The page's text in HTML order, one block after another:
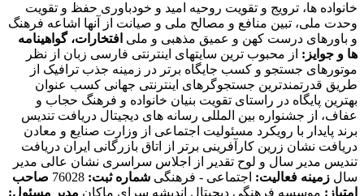
خانواده ها، ترویج و تقویت روحیه امید و خودباوری حفظ و تقویت
وحدت ملی، تبین منافع و مصالح ملی و صیانت از آنها اشاعه فرهنگ
و باورهای درست کهن و عمیق مذهبی و ملی افتخارات، گواهینامه
ها و جوایز: از محبوب ترین سایتهای اینترنتی فارسی زبان از نظر
موتورهای جستجو و کسب جایگاه برتر در زمینه جذب ترافیک از
طریق قدرتمندترین جستجوگرهای اینترنتی جهانی کسب عنوان
بهترین پایگاه در راستای تقویت بنیان خانواده و فرهنگ حجاب و
عفاف، از جشنواره بین المللی رسانه های دیجیتال دریافت تندیس
برند پایدار با رویکرد مسئولیت اجتماعی از وزارت صنایع و معادن
دریافت نشان زرین کارآفرینی برتر از اتاق بازرگانی ایران دریافت
تندیس مدیر سال و لوح تقدیر از اجلاس سراسری نشان عالی مدیر
سال زمینه فعالیت: اجتماعی - فرهنگی شماره ثبت:
صاحب
امتیاز: موسسه فرهنگی دیجیتال اندیشه سرای ماکان مدیر مسئول: